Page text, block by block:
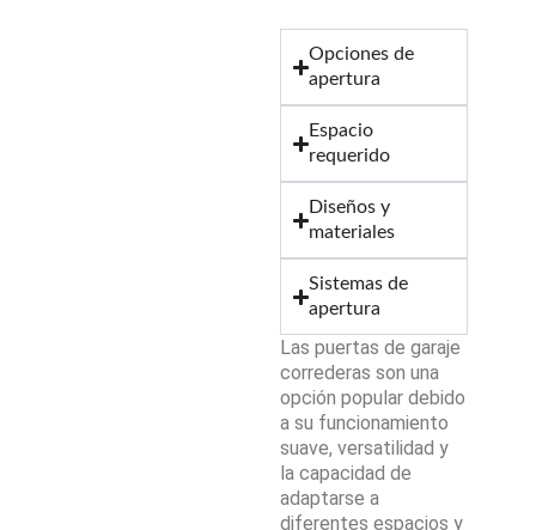
Opciones de
apertura
Espacio
requerido
Diseños y
materiales
Sistemas de
apertura
Las puertas de garaje
correderas son una
opción popular debido
a su funcionamiento
suave, versatilidad y
la capacidad de
adaptarse a
diferentes espacios y